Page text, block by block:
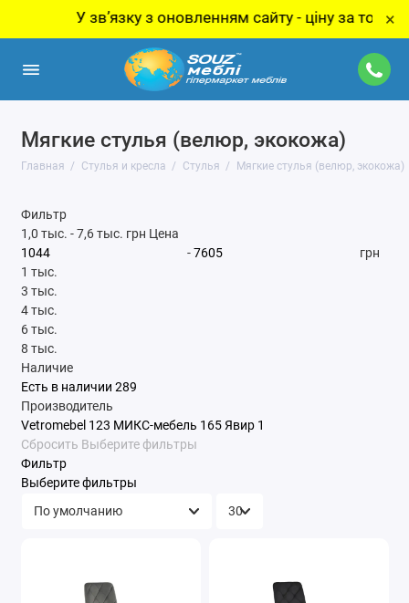
У звʼязку з оновленням сайту - ціну за товар ×
Мягкие стулья (велюр, экокожа)
Главная Стулья и кресла Стулья Мягкие стулья (велюр, экокожа)
Фильтр
1,0 тыс. -7,6 тыс. грн Цена
-
грн
1 тыс.
3 тыс.
4 тыс.
6 тыс.
8 тыс.
Наличие
Есть в наличии 289
Производитель
Vetromebel 123 МИКС-мебель 165 Явир 1
Сбросить Выберите фильтры
Фильтр
Выберите фильтры